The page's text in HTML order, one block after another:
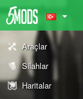
Araçlar
Silahlar
Haritalar